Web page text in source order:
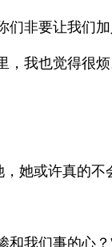
非要让我们
我也觉得很
她或许真的不
和我们事的心？